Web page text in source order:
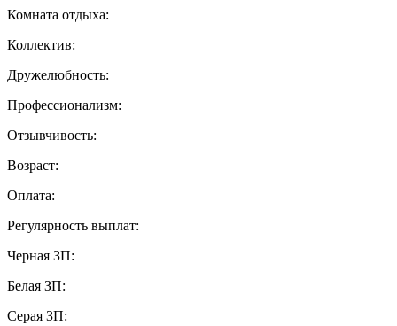
Комната отдыха:
Коллектив:
Дружелюбность:
Профессионализм:
Отзывчивость:
Возраст:
Оплата:
Регулярность выплат:
Черная ЗП:
Белая ЗП:
Серая ЗП: